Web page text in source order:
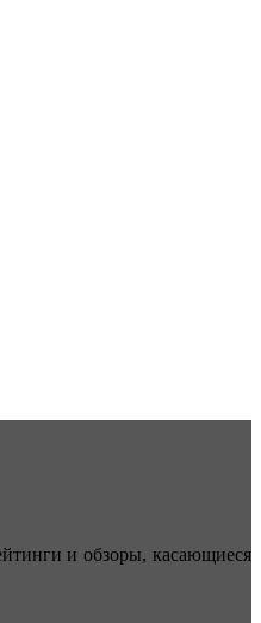
и обзоры, касающиеся